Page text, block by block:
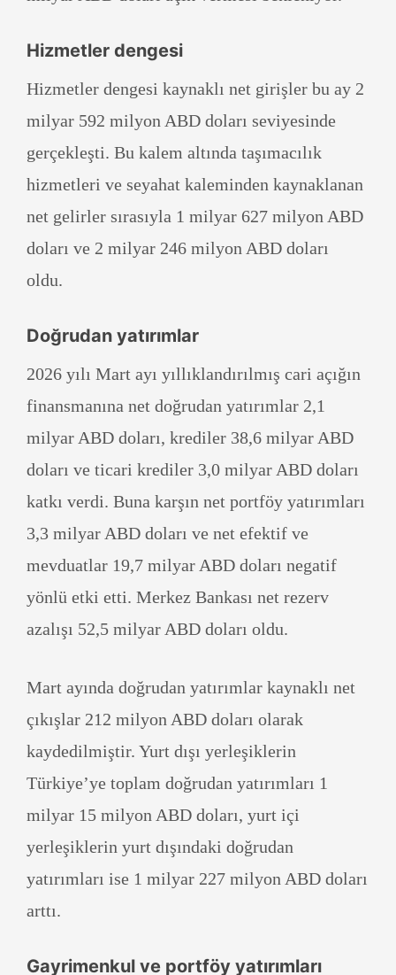
Hizmetler dengesi
Hizmetler dengesi kaynaklı net girişler bu ay 2
milyar 592 milyon ABD doları seviyesinde
gerçekleşti. Bu kalem altında taşımacılık
hizmetleri ve seyahat kaleminden kaynaklanan
net gelirler sırasıyla 1 milyar 627 milyon ABD
doları ve 2 milyar 246 milyon ABD doları
oldu.
Doğrudan yatırımlar
2026 yılı Mart ayı yıllıklandırılmış cari açığın
finansmanına net doğrudan yatırımlar 2,1
milyar ABD doları, krediler 38,6 milyar ABD
doları ve ticari krediler 3,0 milyar ABD doları
katkı verdi. Buna karşın net portföy yatırımları
3,3 milyar ABD doları ve net efektif ve
mevduatlar 19,7 milyar ABD doları negatif
yönlü etki etti. Merkez Bankası net rezerv
azalışı 52,5 milyar ABD doları oldu.
Mart ayında doğrudan yatırımlar kaynaklı net
çıkışlar 212 milyon ABD doları olarak
kaydedilmiştir. Yurt dışı yerleşiklerin
Türkiye’ye toplam doğrudan yatırımları 1
milyar 15 milyon ABD doları, yurt içi
yerleşiklerin yurt dışındaki doğrudan
yatırımları ise 1 milyar 227 milyon ABD doları
arttı.
Gayrimenkul ve portföy yatırımları